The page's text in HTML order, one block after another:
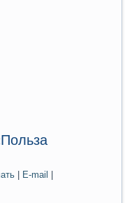
E-mail